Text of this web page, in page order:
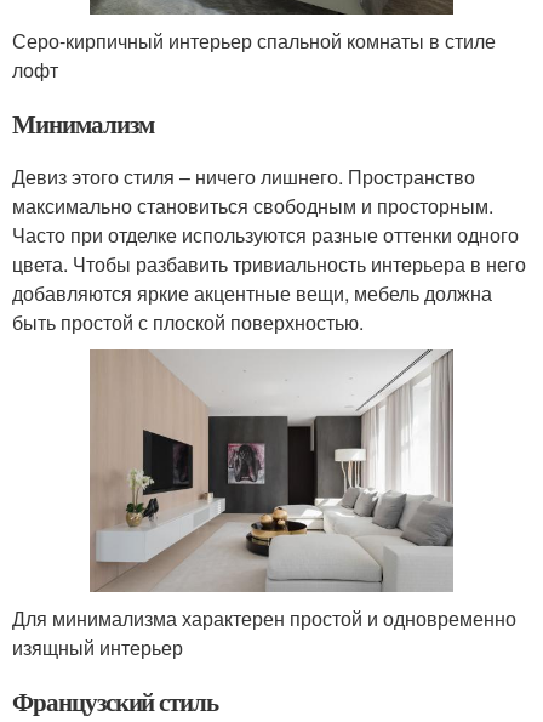
Серо-кирпичный интерьер спальной комнаты в стиле
лофт
Минимализм
Девиз этого стиля – ничего лишнего. Пространство
максимально становиться свободным и просторным.
Часто при отделке используются разные оттенки одного
цвета. Чтобы разбавить тривиальность интерьера в него
добавляются яркие акцентные вещи, мебель должна
быть простой с плоской поверхностью.
Для минимализма характерен простой и одновременно
изящный интерьер
Французский стиль